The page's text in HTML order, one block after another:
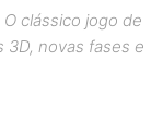
clássico jogo de
3D, novas fases e